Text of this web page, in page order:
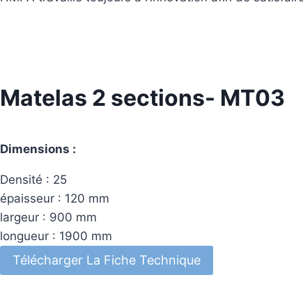
Matelas 2 sections- MT03
Dimensions :
Densité : 25
épaisseur : 120 mm
largeur : 900 mm
longueur : 1900 mm
Télécharger La Fiche Technique